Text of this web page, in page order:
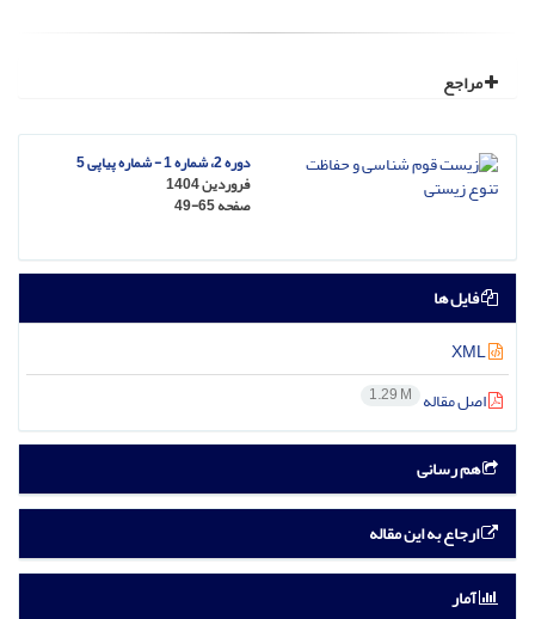
مراجع
دوره 2، شماره 1 - شماره پیاپی 5
فروردین 1404
صفحه49-65
فایل ها
اصل مقاله 1.29 M
هم رسانی
ارجاع به این مقاله
آمار